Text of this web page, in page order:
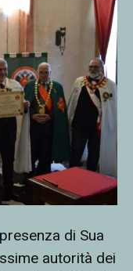
di Sua
autorità dei